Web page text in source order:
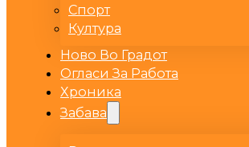
Спорт
Култура
Ново Во Градот
Огласи За Работа
Хроника
Забава